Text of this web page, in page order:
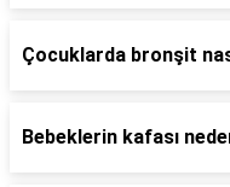
Çocuklarda bronşit
Bebeklerin kafası